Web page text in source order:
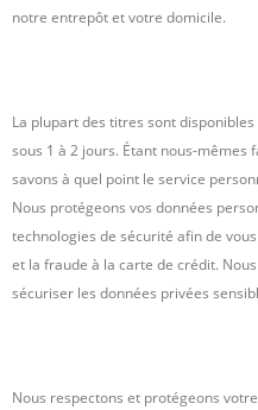
notre entrepôt et votre domicile.
La plupart des titres sont
sous 1 à 2 jours. Étant nous-mêmes
savons à quel point le service
Nous protégeons vos données
technologies de sécurité afin de
et la fraude à la carte de crédit.
sécuriser les données privées
Nous respectons et protégeons